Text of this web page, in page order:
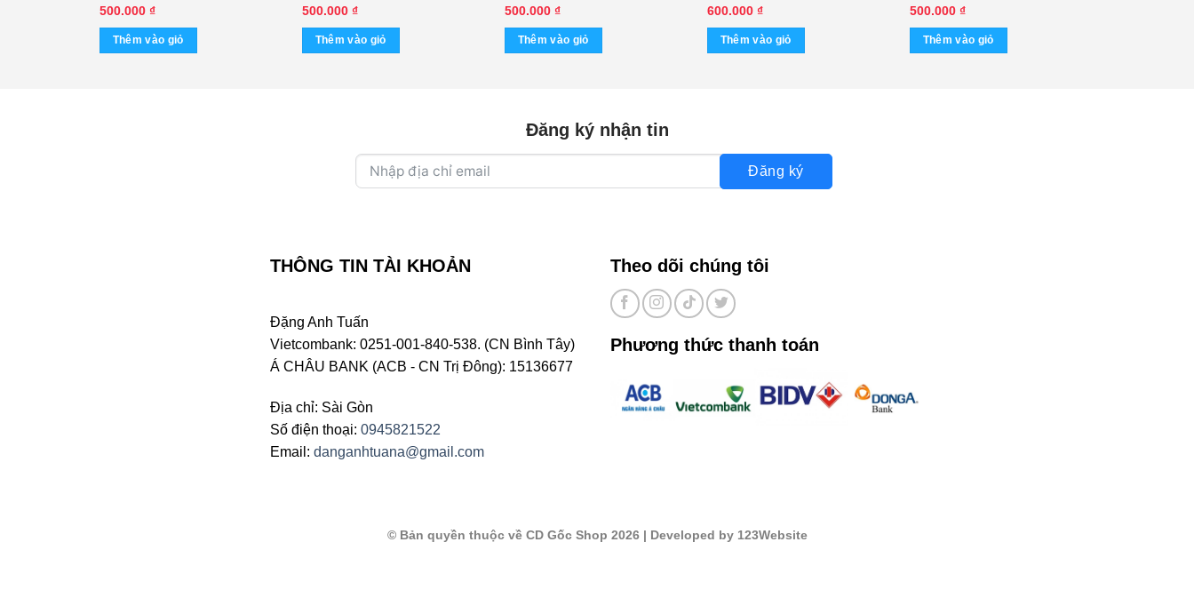
Together Again – The Up Tight
(KGTH9)
500.000 ₫
Thêm vào giỏ
(KGTUS)
500.000 ₫
Thêm vào giỏ
Lưu Bích – Lan Anh – Tô Chấn
Phong (KGTUS)
500.000 ₫
Thêm vào giỏ
Yêu Anh (KGTUS)
600.000 ₫
Thêm vào giỏ
Nam Sơn (KGTUS)
500.000 ₫
Thêm vào giỏ
Đăng ký nhận tin
Đăng ký
THÔNG TIN TÀI KHOẢN
Đặng Anh Tuấn
Vietcombank: 0251-001-840-538. (CN Bình Tây)
Á CHÂU BANK (ACB - CN Trị Đông): 15136677
Địa chỉ: Sài Gòn
Số điện thoại: 0945821522
Email: danganhtuana@gmail.com
Theo dõi chúng tôi
Phương thức thanh toán
© Bản quyền thuộc về CD Gốc Shop 2026| Developed by 123Website